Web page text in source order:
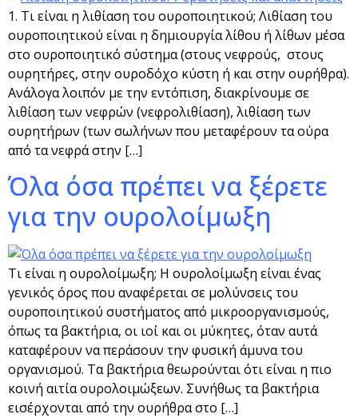
1. Τι είναι η λιθίαση του ουροποιητικού; Λιθίαση του
ουροποιητικού είναι η δημιουργία λίθου ή λίθων μέσα
στο ουροποιητικό σύστημα (στους νεφρούς, στους
ουρητήρες, στην ουροδόχο κύστη ή και στην ουρήθρα).
Ανάλογα λοιπόν με την εντόπιση, διακρίνουμε σε
λιθίαση των νεφρών (νεφρολιθίαση), λιθίαση των
ουρητήρων (των σωλήνων που μεταφέρουν τα ούρα
από τα νεφρά στην […]
Όλα όσα πρέπει να ξέρετε
για την ουρολοίμωξη
Τι είναι η ουρολοίμωξη; Η ουρολοίμωξη είναι ένας
γενικός όρος που αναφέρεται σε μολύνσεις του
ουροποιητικού συστήματος από μικροοργανισμούς,
όπως τα βακτήρια, οι ιοί και οι μύκητες, όταν αυτά
καταφέρουν να περάσουν την φυσική άμυνα του
οργανισμού. Τα βακτήρια θεωρούνται ότι είναι η πιο
κοινή αιτία ουρολοιμώξεων. Συνήθως τα βακτήρια
εισέρχονται από την ουρήθρα στο […]